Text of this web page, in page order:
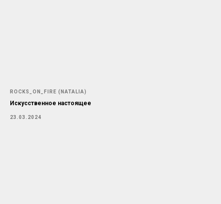
ROCKS_ON_FIRE (NATALIA)
Искусственное настоящее
23.03.2024